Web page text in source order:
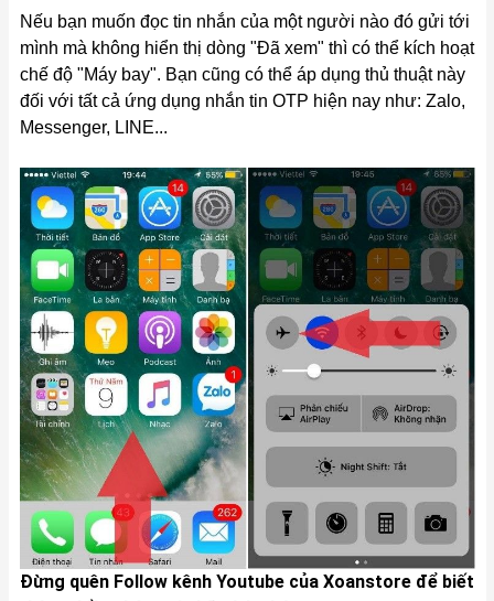
Nếu bạn muốn đọc tin nhắn của một người nào đó gửi tới
mình mà không hiển thị dòng "Đã xem" thì có thể kích hoạt
chế độ "Máy bay". Bạn cũng có thể áp dụng thủ thuật này
đối với tất cả ứng dụng nhắn tin OTP hiện nay như: Zalo,
Messenger, LINE...
Đừng quên Follow kênh Youtube của Xoanstore để biết